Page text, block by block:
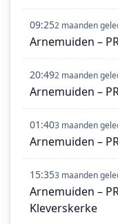
09:252 maanden
Arnemuiden –
20:492 maanden
Arnemuiden –
01:403 maanden
Arnemuiden –
15:353 maanden
Arnemuiden –
Kleverskerke